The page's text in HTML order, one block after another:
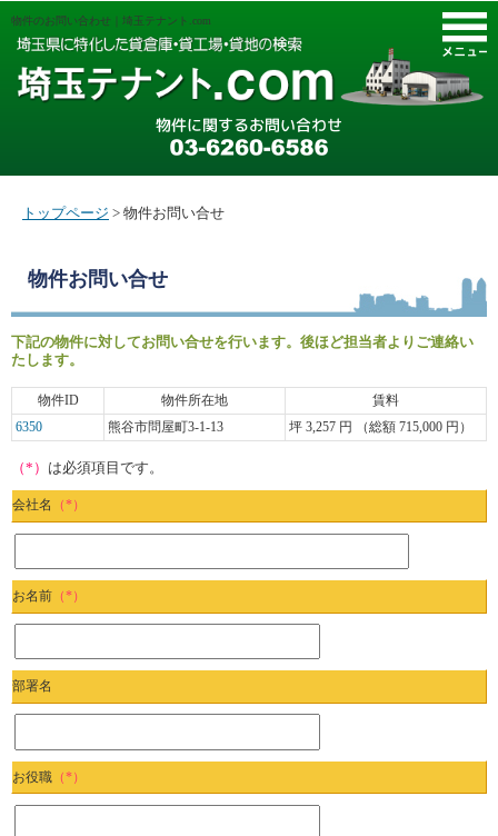
物件のお問い合わせ｜埼玉テナント.com
トップページ > 物件お問い合せ
物件お問い合せ
下記の物件に対してお問い合せを行います。後ほど担当者よりご連絡い
たします。
物件ID 物件所在地
賃料
6350
熊谷市問屋町3-1-13 坪 3,257 円 （総額 715,000 円）
（*） は必須項目です。
会社名 （*）
お名前 （*）
部署名
お役職 （*）